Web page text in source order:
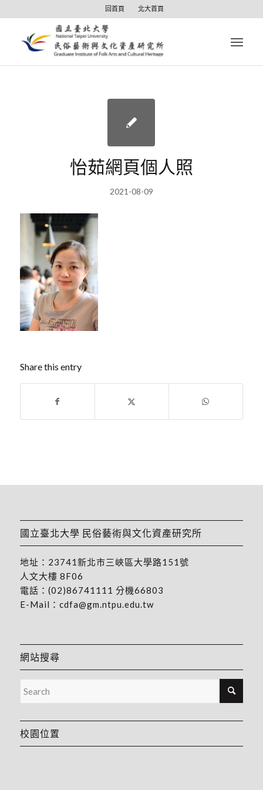
回首頁 北大首頁
怡茹網頁個人照
2021-08-09
Share this entry
國立臺北大學 民俗藝術與文化資產研究所
地址： 23741新北市三峽區大學路151號
人文大樓 8F06
電話： (02)86741111 分機66803
E-Mail： cdfa@gm.ntpu.edu.tw
網站搜尋
校園位置